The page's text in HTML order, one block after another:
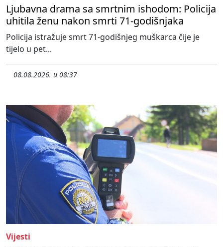
Ljubavna drama sa smrtnim ishodom: Policija
uhitila ženu nakon smrti 71-godišnjaka
Policija istražuje smrt 71-godišnjeg muškarca čije je
tijelo u pet...
08.08.2026. u 08:37
Vijesti